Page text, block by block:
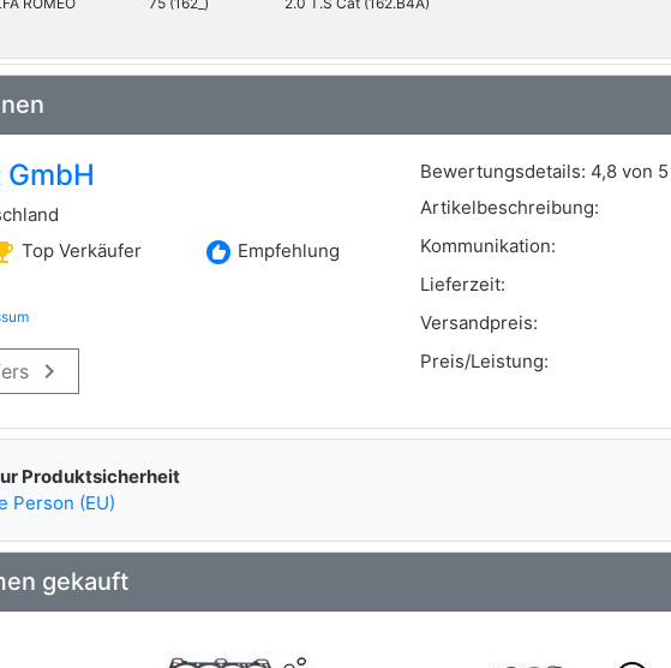
Top Verkäufer recommend Empfehlung
keyboard_arrow_right
Bewertungsdetails: 4,8 von 5
Artikelbeschreibung:
Kommunikation:
Lieferzeit:
Versandpreis:
Preis/Leistung:
Produktsicherheit
Person (EU)
gekauft